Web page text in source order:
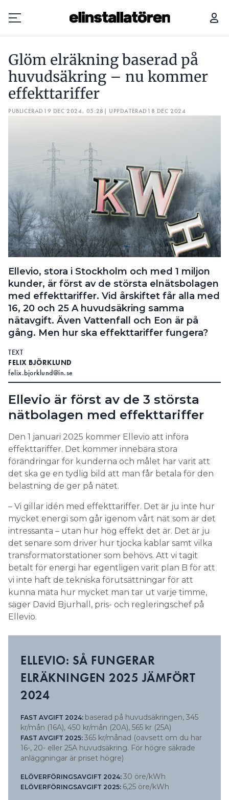
Prenumerera
Hantera prenumeration
Annonsera
Läs E-tidningen
Om tidningen
Kontakt
Personuppgifter
Search for:
SEARCH
Glöm elräkning baserad på
huvudsäkring – nu kommer
effekttariffer
PUBLICERAD 19 DEC 2024, 05:28 | UPPDATERAD 18 DEC 2024
Ellevio, stora i Stockholm och med 1 miljon
kunder, är först av de största elnätsbolagen
med effekttariffer. Vid årskiftet får alla med
16, 20 och 25 A huvudsäkring samma
nätavgift. Även Vattenfall och Eon är på
gång. Men hur ska effekttariffer fungera?
TEXT
FELIX BJÖRKLUND
felix.bjorklund@in.se
Ellevio är först av de 3 största
nätbolagen med effekttariffer
Den 1 januari 2025 kommer Ellevio att införa
effekttariffer. Det kommer innebära stora
förändringar för kunderna och målet har varit att
det ska ge en tydlig bild att man får betala för den
belastning de ger på nätet.
– Vi gillar idén med effekttariffer. Det är ju inte hur
mycket energi som går igenom vårt nät som är det
intressanta – utan hur hög effekt det är. Det är ju
det senare som driver hur tjocka kablar samt vilka
transformatorstationer som behövs. Att vi tagit
betalt för energi har egentligen varit plan B för att
vi inte haft de tekniska förutsättningar för att
kunna mäta hur mycket man tar ut varje timme,
säger David Bjurhall, pris- och regleringschef på
Ellevio.
ELLEVIO: SÅ FUNGERAR
ELRÄKNINGEN 2025 JÄMFÖRT
2024
FAST AVGIFT 2024: baserad på huvudsäkringen, 345
kr/mån (16A), 450 kr/mån (20A), 565 kr (25A)
FAST AVGIFT 2025: 365 kr/månad (oavsett om du har
16-, 20- eller 25A huvudsäkring. För högre säkrade
anläggningar är priset högre)
ELÖVERFÖRINGSAVGIFT 2024: 30 öre/kWh
ELÖVERFÖRINGSAVGIFT 2025: 6,25 öre/kWh